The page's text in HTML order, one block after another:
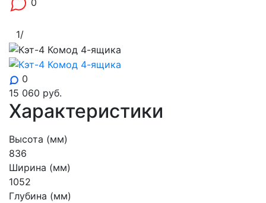
1/
0
15 060 руб.
Характеристики
Высота (мм)
836
Ширина (мм)
1052
Глубина (мм)